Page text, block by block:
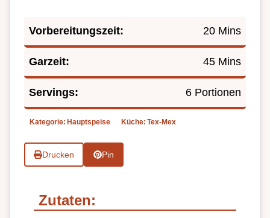
Vorbereitungszeit: 20 Mins
Garzeit: 45 Mins
Servings: 6 Portionen
Kategorie: Hauptspeise Küche: Tex-Mex
Drucken Pin
Zutaten: